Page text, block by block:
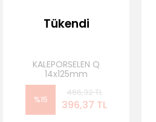
Tükendi
KALEPORSELEN Q
14x125mm
%15
466,32 TL
396,37 TL